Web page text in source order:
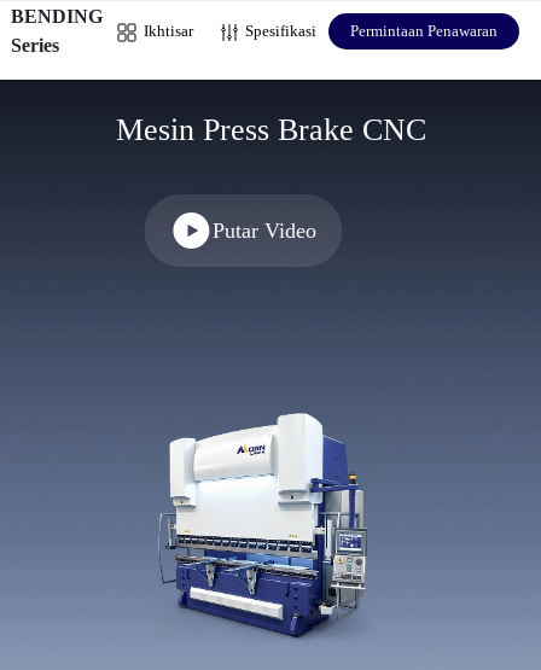
BENDING
Series
Ikhtisar Spesifikasi Permintaan Penawaran
Mesin Press Brake CNC
Putar Video